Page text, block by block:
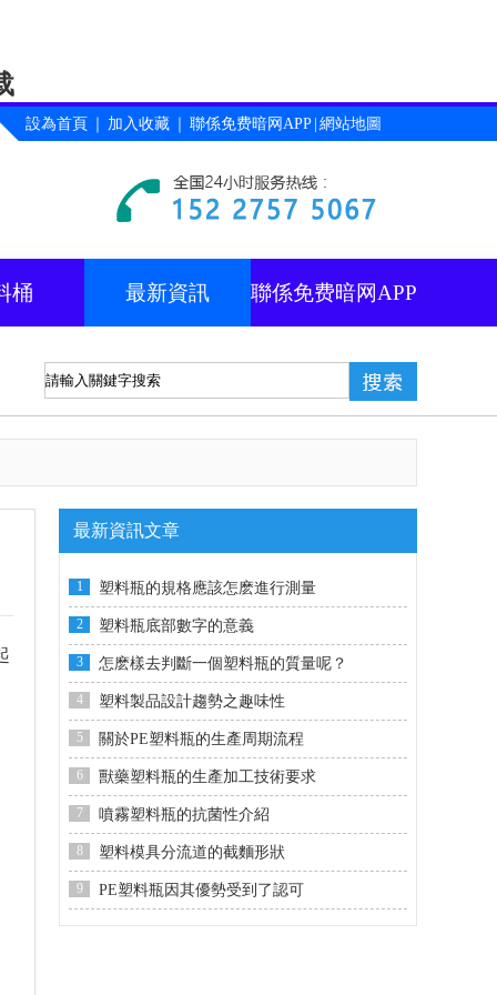
設為首頁 加入收藏 聯係免费暗网APP 網站地圖
桶 最新資訊 聯係免费暗网APP
最新資訊文章
1 塑料瓶的規格應該怎麽進行測量
2 塑料瓶底部數字的意義
3 怎麽樣去判斷一個塑料瓶的質量呢？
4 塑料製品設計趨勢之趣味性
5 關於PE塑料瓶的生產周期流程
6 獸藥塑料瓶的生產加工技術要求
7 噴霧塑料瓶的抗菌性介紹
8 塑料模具分流道的截麵形狀
9 PE塑料瓶因其優勢受到了認可